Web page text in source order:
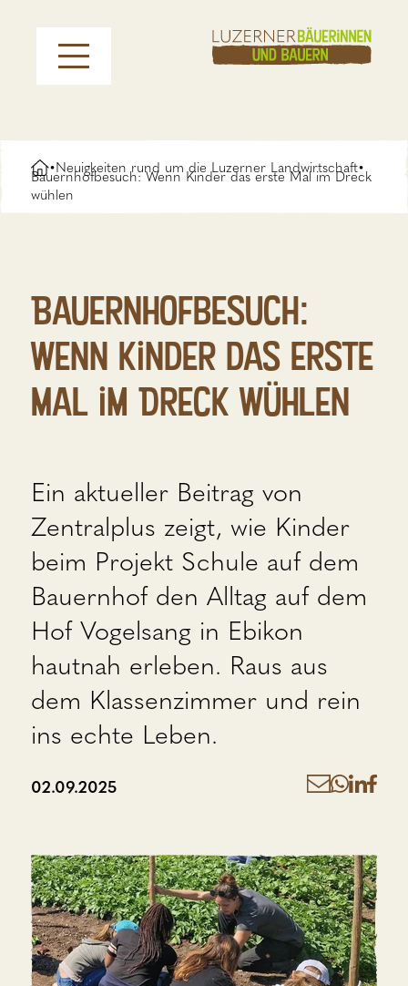
•Neuigkeiten rund um die Luzerner Landwirtschaft•
Bauernhofbesuch: Wenn Kinder das erste Mal im Dreck
wühlen
Bauernhofbesuch:
Wenn Kinder das erste
Mal im Dreck wühlen
Ein aktueller Beitrag von
Zentralplus zeigt, wie Kinder
beim Projekt Schule auf dem
Bauernhof den Alltag auf dem
Hof Vogelsang in Ebikon
hautnah erleben. Raus aus
dem Klassenzimmer und rein
ins echte Leben.
02.09.2025